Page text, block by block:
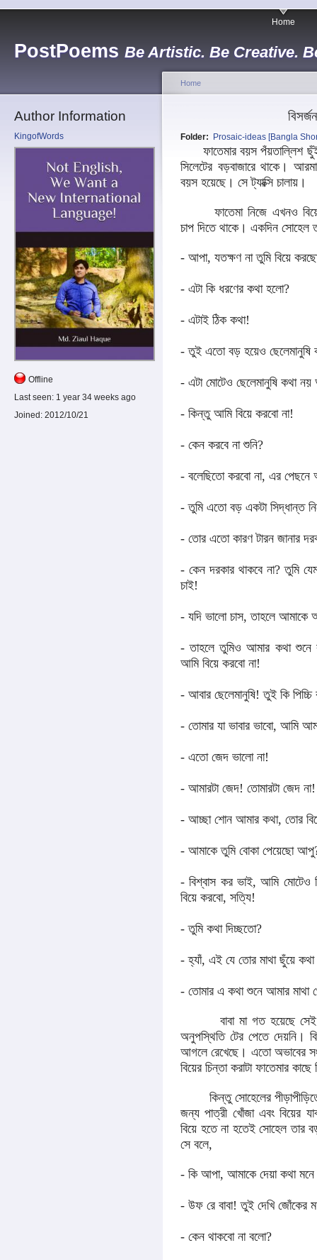
PostPoems Be Artistic. Be Creative.
Home
Author Information
KingofWords
Offline
Last seen: 1 year 34 weeks ago
Joined: 2012/10/21
Home
Folder: Prosaic-ideas [Bangla
ফাতেমার বয়স পঁয়তাল্লিশ
সিলেটের বড়বাজারে থাকে।
বয়স হয়েছে। সে ট্যাক্সি চালায়।
ফাতেমা নিজে এখনও
চাপ দিতে থাকে। একদিন সোহেল
- আপা, যতক্ষণ না তুমি বিয়ে
- এটা কি ধরণের কথা হলো?
- এটাই ঠিক কথা!
- তুই এতো বড় হয়েও ছেলেমানুষি
- এটা মোটেও ছেলেমানুষি কথা
- কিন্তু আমি বিয়ে করবো না!
- কেন করবে না শুনি?
- বলেছিতো করবো না, এর পেছনে
- তুমি এতো বড় একটা সিদ্ধান্ত
- তোর এতো কারণ টারন জানার
- কেন দরকার থাকবে না? তুমি
চাই!
- যদি ভালো চাস, তাহলে আমাকে
- তাহলে তুমিও আমার কথা শুনে
আমি বিয়ে করবো না!
- আবার ছেলেমানুষি! তুই কি
- তোমার যা ভাবার ভাবো, আমি
- এতো জেদ ভালো না!
- আমারটা জেদ! তোমারটা জেদ না!
- আচ্ছা শোন আমার কথা, তোর
- আমাকে তুমি বোকা পেয়েছো
- বিশ্বাস কর ভাই, আমি মোটেও
বিয়ে করবো, সত্যি!
- তুমি কথা দিচ্ছতো?
- হ্যাঁ, এই যে তোর মাথা ছুঁয়ে
- তোমার এ কথা শুনে আমার
বাবা মা গত হয়েছে সেই
অনুপস্থিতি টের পেতে দেয়নি।
আগলে রেখেছে। এতো অভাবের
বিয়ের চিন্তা করাটা ফাতেমার
কিন্তু সোহেলের
জন্য পাত্রী খোঁজা এবং বিয়ের
বিয়ে হতে না হতেই সোহেল তার
সে বলে,
- কি আপা, আমাকে দেয়া কথা
- উফ রে বাবা! তুই দেখি জোঁকের
- কেন থাকবো না বলো?